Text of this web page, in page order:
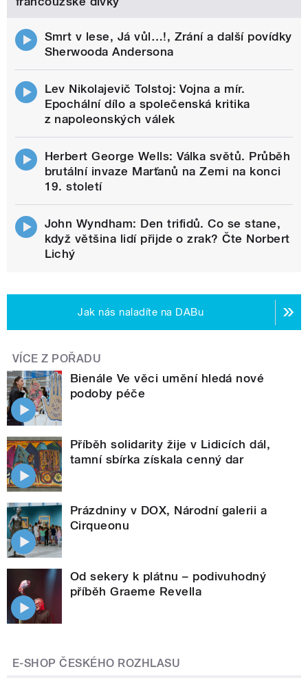
Smrt v lese, Já vůl…!, Zrání a další povídky
Sherwooda Andersona
Lev Nikolajevič Tolstoj: Vojna a mír.
Epochální dílo a společenská kritika
z napoleonských válek
Herbert George Wells: Válka světů. Průběh
brutální invaze Marťanů na Zemi na konci
19. století
John Wyndham: Den trifidů. Co se stane,
když většina lidí přijde o zrak? Čte Norbert
Lichý
Jak nás naladíte na DABu
VÍCE Z POŘADU
Bienále Ve věci umění hledá nové
podoby péče
Příběh solidarity žije v Lidicích dál,
tamní sbírka získala cenný dar
Prázdniny v DOX, Národní galerii a
Cirqueonu
Od sekery k plátnu – podivuhodný
příběh Graeme Revella
E-SHOP ČESKÉHO ROZHLASU